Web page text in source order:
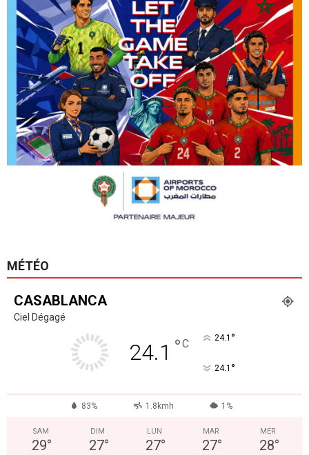
MÉTÉO
CASABLANCA
Ciel Dégagé
24.1 °C 24.1 °
24.1 °
83% 1.8kmh 1%
SAM
29°
DIM
27°
LUN
27°
MAR
27°
MER
28°